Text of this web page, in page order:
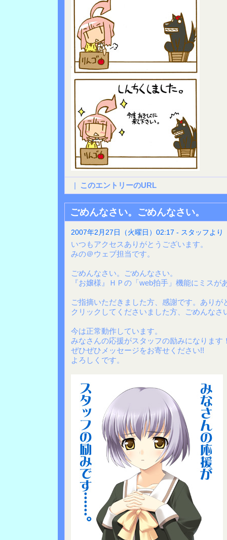
| このエントリーのURL
ごめんなさい。ごめんなさい。
2007年2月27日（火曜日）02:17 - スタッフより
いつもアクセスありがとうございます。
みの＠ウェブ担当です。
ごめんなさい。ごめんなさい。
『お嬢様』ＨＰの「web拍手」機能にミスが
ご指摘いただきました方、感謝です。あり
クリックしてくださいました方、ごめんな
今は正常動作しています。
みなさんの応援がスタッフの励みになります
ぜひぜひメッセージをお寄せください!!
よろしくです。